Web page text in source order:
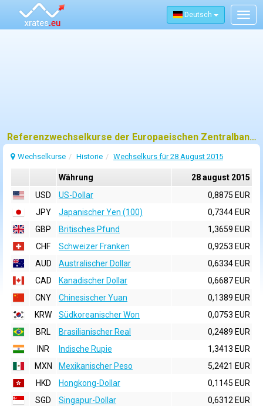
Deutsch
Referenzwechselkurse der Europaeischen Zentralbank (EZB) fuer 28 august 2015
Wechselkurse Historie Wechselkurs für 28 August 2015
Währung
28 august 2015
USD
US-Dollar
0,8875 EUR
JPY
Japanischer Yen (100)
0,7344 EUR
GBP
Britisches Pfund
1,3659 EUR
CHF
Schweizer Franken
0,9253 EUR
AUD
Australischer Dollar
0,6334 EUR
CAD
Kanadischer Dollar
0,6687 EUR
CNY
Chinesischer Yuan
0,1389 EUR
KRW
Südkoreanischer Won
0,0753 EUR
BRL
Brasilianischer Real
0,2489 EUR
INR
Indische Rupie
1,3413 EUR
MXN
Mexikanischer Peso
5,2421 EUR
HKD
Hongkong-Dollar
0,1145 EUR
SGD
Singapur-Dollar
0,6312 EUR